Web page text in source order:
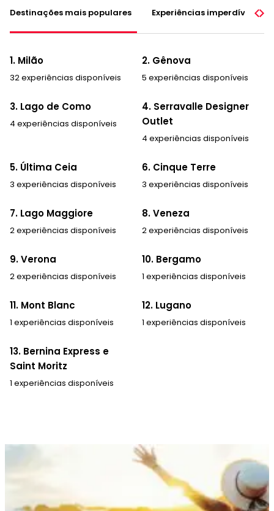
Destinações mais populares Experiências imperdíveis
1. Milão
32 experiências disponíveis
2. Gênova
5 experiências disponíveis
3. Lago de Como
4 experiências disponíveis
4. Serravalle Designer
Outlet
4 experiências disponíveis
5. Última Ceia
3 experiências disponíveis
6. Cinque Terre
3 experiências disponíveis
7. Lago Maggiore
2 experiências disponíveis
8. Veneza
2 experiências disponíveis
9. Verona
2 experiências disponíveis
10. Bergamo
1 experiências disponíveis
11. Mont Blanc
1 experiências disponíveis
12. Lugano
1 experiências disponíveis
13. Bernina Express e
Saint Moritz
1 experiências disponíveis